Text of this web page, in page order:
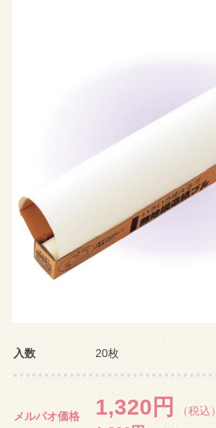
入数 20枚
メルパオ価格 1,320円 （税込）